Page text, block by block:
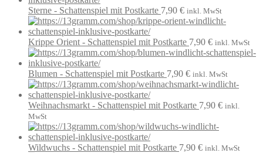
Sterne - Schattenspiel mit Postkarte 7,90 € inkl. MwSt
Krippe Orient - Schattenspiel mit Postkarte 7,90 € inkl. MwSt
Blumen - Schattenspiel mit Postkarte 7,90 € inkl. MwSt
Weihnachsmarkt - Schattenspiel mit Postkarte 7,90 € inkl.
MwSt
Wildwuchs - Schattenspiel mit Postkarte 7,90 € inkl. MwSt